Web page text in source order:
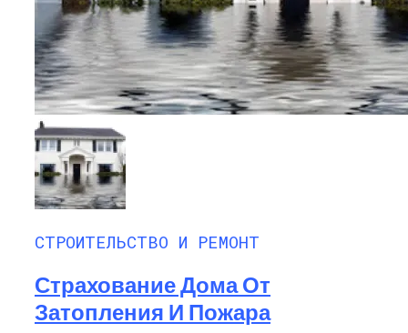
СТРОИТЕЛЬСТВО И РЕМОНТ
Страхование Дома От
Затопления И Пожара